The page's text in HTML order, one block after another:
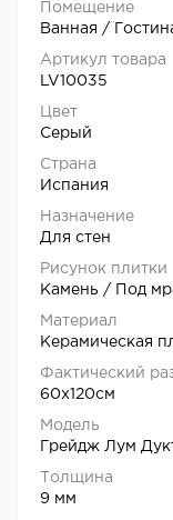
Помещение
Ванная /
Артикул товара
LV10035
Цвет
Серый
Страна
Испания
Назначение
Для стен
Рисунок плитки
Камень / Под
Материал
Керамическая
Фактический
60x120см
Модель
Грейдж Лум
Толщина
9 мм